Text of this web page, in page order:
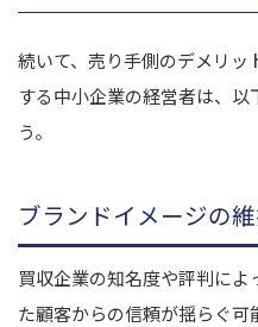
続いて、売り手側のデメリ
する中小企業の経営者は、
う。
ブランドイメージの
買収企業の知名度や評判に
た顧客からの信頼が揺らぐ可